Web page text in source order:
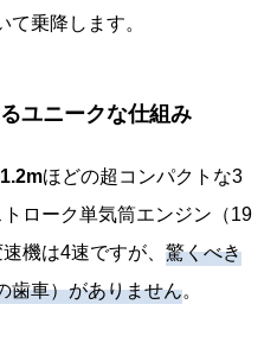
乗降します。
ユニークな仕組み
ほどの超コンパクトな3
ローク単気筒エンジン（19
機は4速ですが、 驚くべき
歯車）がありません。